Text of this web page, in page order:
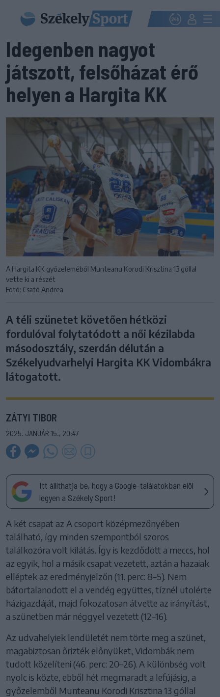
Idegenben nagyot
játszott, felsőházat érő
helyen a Hargita KK
A Hargita KK győzeleméből Munteanu Korodi Krisztina 13 góllal
vette ki a részét
Fotó: Csató Andrea
A téli szünetet követően hétközi
fordulóval folytatódott a női kézilabda
másodosztály, szerdán délután a
Székelyudvarhelyi Hargita KK Vidombákra
látogatott.
ZÁTYI TIBOR
2025. JANUÁR 15., 20:47
Itt állíthatja be, hogy a Google-találatokban elöl
legyen a Székely Sport!
A két csapat az A csoport középmezőnyében
található, így minden szempontból szoros
találkozóra volt kilátás. Így is kezdődött a meccs, hol
az egyik, hol a másik csapat vezetett, aztán a hazaiak
elléptek az eredményjelzőn (11. perc: 8–5). Nem
bátortalanodott el a vendég együttes, tíznél utolérte
házigazdáját, majd fokozatosan átvette az irányítást,
a szünetben már néggyel vezetett (12–16).
Az udvahelyiek lendületét nem törte meg a szünet,
magabiztosan őrizték előnyüket, Vidombák nem
tudott közelíteni (46. perc: 20–26). A különbség volt
nyolc is közte, ebből hét megmaradt a lefújásig, a
győzelemből Munteanu Korodi Krisztina 13 góllal